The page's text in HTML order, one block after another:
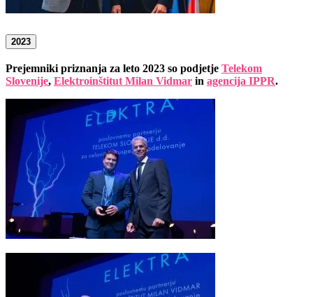
2023
Prejemniki priznanja za leto 2023 so podjetje Telekom
Slovenije, Elektroinštitut Milan Vidmar in agencija IPPR.